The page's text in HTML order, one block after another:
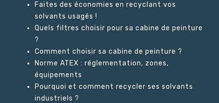
Faites des économies en recyclant vos
solvants usagés !
Quels filtres choisir pour sa cabine de peinture
?
Comment choisir sa cabine de peinture ?
Norme ATEX : réglementation, zones,
équipements
Pourquoi et comment recycler ses solvants
industriels ?